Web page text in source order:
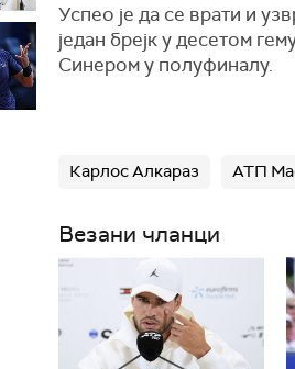
Успео је да се врати и
један брејк у десетом
Синером у полуфиналу.
Карлос Алкараз АТП
Везани чланци